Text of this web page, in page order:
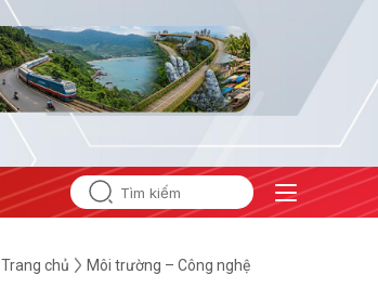
#Hội nghị Trung ương 3
Trang chủ Môi trường – Công nghệ